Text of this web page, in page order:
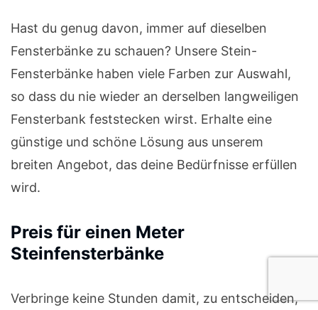
Hast du genug davon, immer auf dieselben
Fensterbänke zu schauen? Unsere Stein-
Fensterbänke haben viele Farben zur Auswahl,
so dass du nie wieder an derselben langweiligen
Fensterbank feststecken wirst. Erhalte eine
günstige und schöne Lösung aus unserem
breiten Angebot, das deine Bedürfnisse erfüllen
wird.
Preis für einen Meter
Steinfensterbänke
Verbringe keine Stunden damit, zu entscheiden,